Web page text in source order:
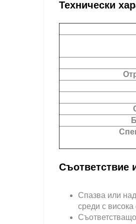
Технически
Съответствие
Спазва или
среди с